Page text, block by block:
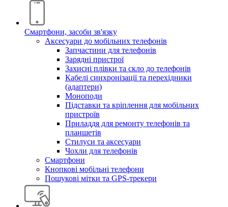
Смартфони, засоби зв'язку
Аксесуари до мобільних телефонів
Запчастини для телефонів
Зарядні пристрої
Захисні плівки та скло до телефонів
Кабелі синхронізації та перехідники
(адаптери)
Моноподи
Підставки та кріплення для мобільних
пристроїв
Приладдя для ремонту телефонів та
планшетів
Стилуси та аксесуари
Чохли для телефонів
Смартфони
Кнопкові мобільні телефони
Пошукові мітки та GPS-трекери